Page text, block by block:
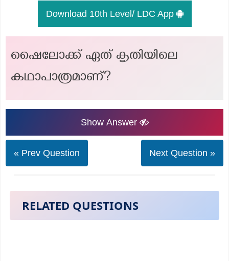
Download 10th Level/ LDC App
ഷൈലോക്ക് ഏത് കൃതിയിലെ
കഥാപാത്രമാണ്?
Show Answer
« Prev Question Next Question »
RELATED QUESTIONS